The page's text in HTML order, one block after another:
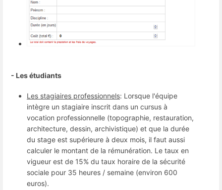
- Les étudiants
Les stagiaires professionnels: Lorsque l'équipe
intègre un stagiaire inscrit dans un cursus à
vocation professionnelle (topographie, restauration,
architecture, dessin, archivistique) et que la durée
du stage est supérieure à deux mois, il faut aussi
calculer le montant de la rémunération. Le taux en
vigueur est de 15% du taux horaire de la sécurité
sociale pour 35 heures / semaine (environ 600
euros).